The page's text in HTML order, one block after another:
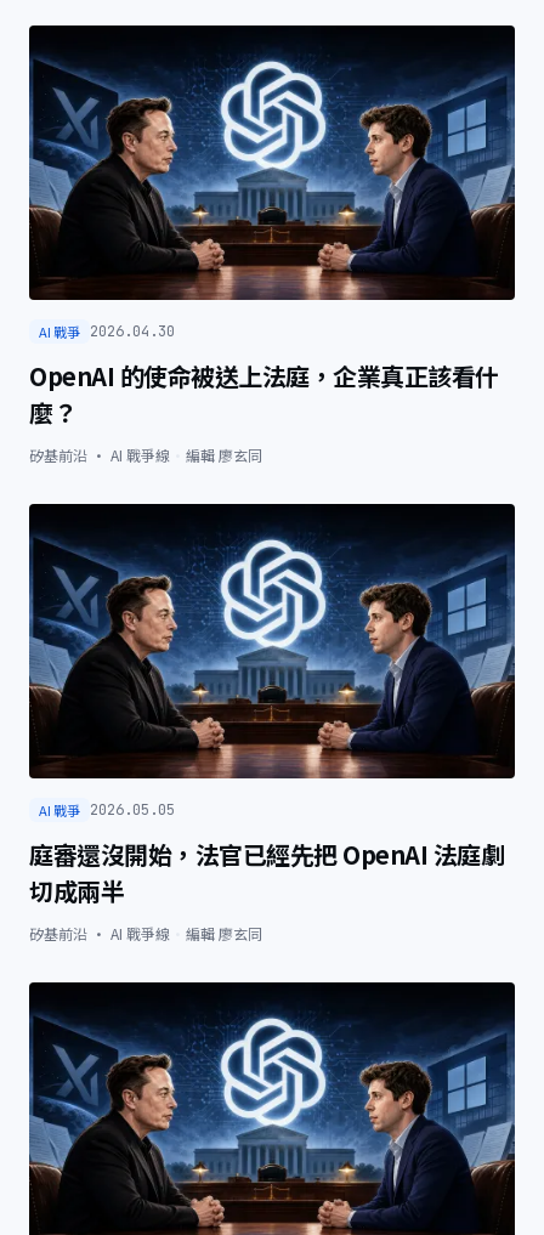
AI 戰爭 2026.04.30
OpenAI 的使命被送上法庭，企業真正該看什
麼？
矽基前沿 · AI 戰爭線 編輯廖玄同
AI 戰爭 2026.05.05
庭審還沒開始，法官已經先把 OpenAI 法庭劇
切成兩半
矽基前沿 · AI 戰爭線 編輯廖玄同